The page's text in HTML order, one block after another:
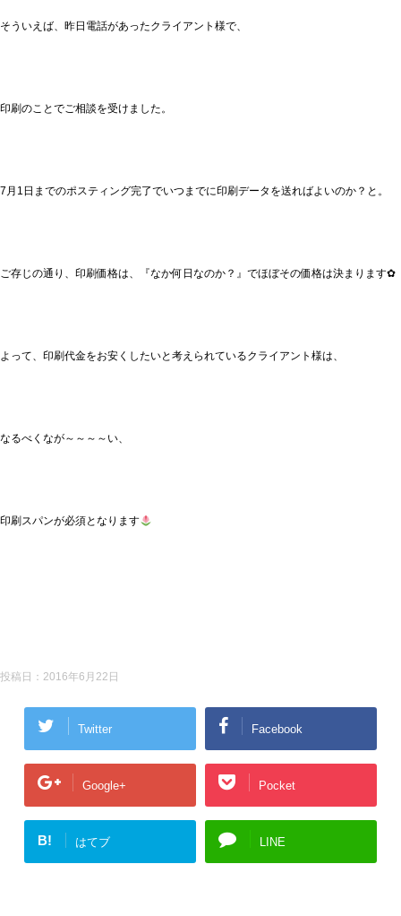
そういえば、昨日電話があったクライアント様で、
印刷のことでご相談を受けました。
7月1日までのポスティング完了でいつまでに印刷データを送ればよいのか？と。
ご存じの通り、印刷価格は、『なか何日なのか？』でほぼその価格は決まります✿
よって、印刷代金をお安くしたいと考えられているクライアント様は、
なるべくなが～～～～い、
印刷スパンが必須となります
投稿日： 2016年6月22日
Twitter Facebook
Google+ Pocket
B! はてブ LINE